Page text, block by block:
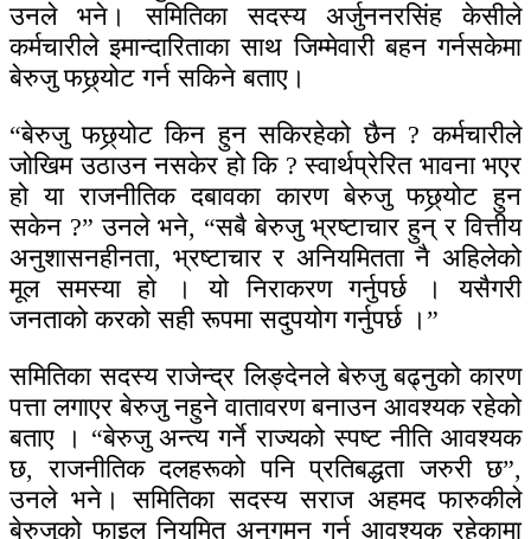
उनले भने। समितिका सदस्य अर्जुननरसिंह केसीले
कर्मचारीले इमान्दारिताका साथ जिम्मेवारी बहन गर्नसकेमा
बेरुजु फछ्र्योट गर्न सकिने बताए।
“बेरुजु फछ्र्योट किन हुन सकिरहेको छैन ? कर्मचारीले
जोखिम उठाउन नसकेर हो कि ? स्वार्थप्रेरित भावना भएर
हो या राजनीतिक दबावका कारण बेरुजु फछ्र्योट हुन
सकेन ?” उनले भने, “सबै बेरुजु भ्रष्टाचार हुन् र वित्तीय
अनुशासनहीनता, भ्रष्टाचार र अनियमितता नै अहिलेको
मूल समस्या हो । यो निराकरण गर्नुपर्छ । यसैगरी
जनताको करको सही रूपमा सदुपयोग गर्नुपर्छ ।”
समितिका सदस्य राजेन्द्र लिङ्देनले बेरुजु बढ्नुको कारण
पत्ता लगाएर बेरुजु नहुने वातावरण बनाउन आवश्यक रहेको
बताए । “बेरुजु अन्त्य गर्ने राज्यको स्पष्ट नीति आवश्यक
छ, राजनीतिक दलहरूको पनि प्रतिबद्धता जरुरी छ”,
उनले भने। समितिका सदस्य सराज अहमद फारुकीले
बेरुजुको फाइल नियमित अनुगमन गर्न आवश्यक रहेकामा